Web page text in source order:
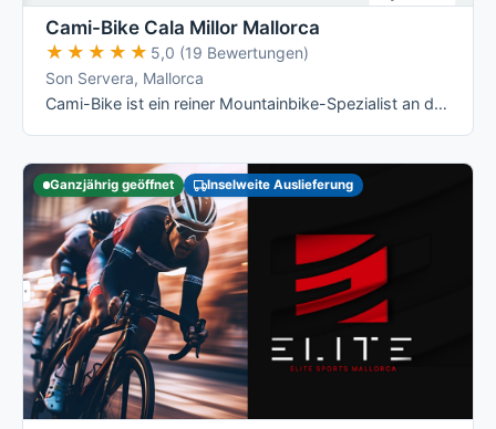
Cami-Bike Cala Millor Mallorca
★★★★★
★★★★★ 5,0 (19 Bewertungen)
Son Servera, Mallorca
Cami-Bike ist ein reiner Mountainbike-Spezialist an der Ostküste: Hardtail, Fully und die jeweiligen E-Varianten von Merida, dazu geführte …
Ganzjährig geöffnet Inselweite Auslieferung